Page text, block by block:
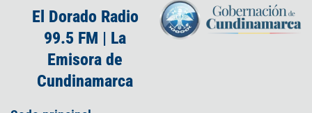
El Dorado Radio
99.5 FM | La
Emisora de
Cundinamarca